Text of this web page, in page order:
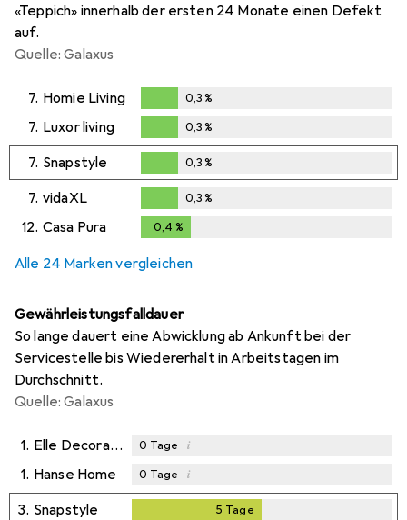
«Teppich» innerhalb der ersten 24 Monate einen Defekt
auf.
Quelle: Galaxus
7. Homie Living
0,3%
0,3%
7. Luxor living
0,3%
0,3%
7. Snapstyle
0,3%
0,3%
7. vidaXL
0,3%
0,3%
12. Casa Pura 0,4 %
Alle 24 Marken vergleichen
Gewährleistungsfalldauer
So lange dauert eine Abwicklung ab Ankunft bei der
Servicestelle bis Wiedererhalt in Arbeitstagen im
Durchschnitt.
Quelle: Galaxus
1. Elle Decoration 0 Tage i
1. Hanse Home 0 Tage i
3. Snapstyle 5 Tage